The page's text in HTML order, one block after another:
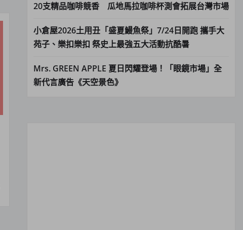
20支精品咖啡競香 瓜地馬拉咖啡杯測會拓展台灣市場
小倉屋2026土用丑「盛夏鰻魚祭」7/24日開跑 攜手大
苑子、樂扣樂扣 祭史上最強五大活動抗酷暑
Mrs. GREEN APPLE 夏日閃耀登場！「眼鏡市場」全
新代言廣告《天空景色》